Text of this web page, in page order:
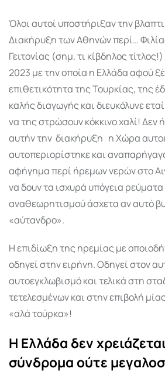
Όλοι αυτοί υποστήριξαν την
Διακήρυξη των Αθηνών περί…
Γειτονίας (σημ. τι κίβδηλος
2023 με την οποία η Ελλάδα αφού
επιθετικότητα της Τουρκίας, της
καλής διαγωγής και διευκόλυνε
να της στρώσουν κόκκινο χαλί! Δεν
αυτήν την διακήρυξη η Χώρα
αυτοπεριορίστηκε και
αφήγημα περί ήρεμων νερών στο
να δουν τα ισχυρά υπόγεια
αναθεωρητισμού άσχετα αν αυτό
«αύτανδρο».
Η επιδίωξη της ηρεμίας με
οδηγεί στην ειρήνη. Οδηγεί στον
αυτοεγκλωβισμό και τελικά στη
τετελεσμένων και στην επιβολή
«αλά τούρκα»!
Η Ελλάδα δεν
σύνδρομα ούτε